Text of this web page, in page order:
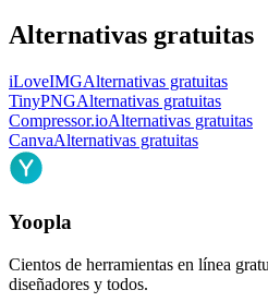
Alternativas gratuitas
iLoveIMGAlternativas gratuitas
TinyPNGAlternativas gratuitas
Compressor.ioAlternativas gratuitas
CanvaAlternativas gratuitas
Yoopla
Cientos de herramientas en línea
diseñadores y todos.